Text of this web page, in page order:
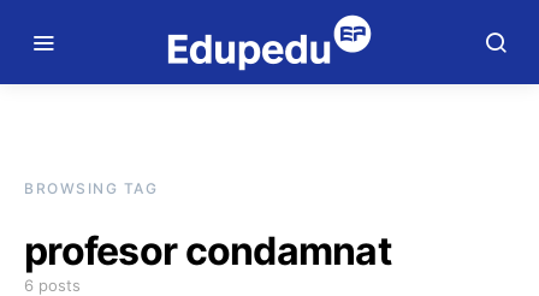
BROWSING TAG
profesor condamnat
6 posts